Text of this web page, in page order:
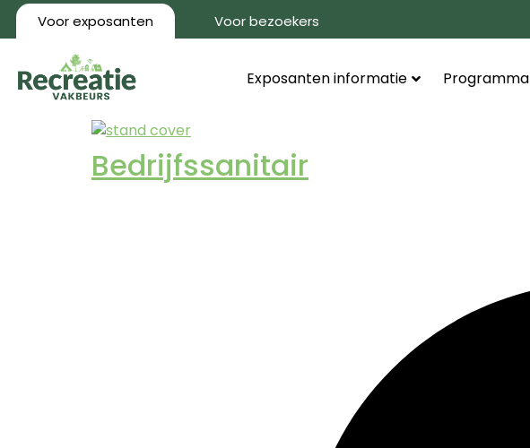
Voor exposanten Voor bezoekers
Exposanten informatie Programma
Bedrijfssanitair